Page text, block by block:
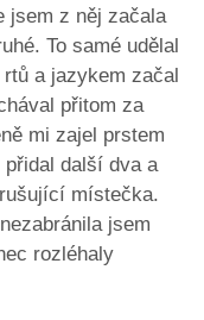
jsem z něj začala
To samé udělal
a jazykem začal
přitom za
mi zajel prstem
přidal další dva a
místečka.
jsem
rozléhaly